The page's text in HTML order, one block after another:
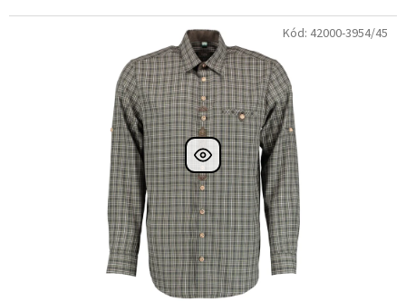
Kód: 42000-3954/45